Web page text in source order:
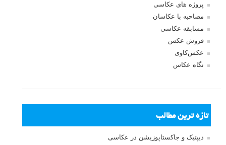
پروژه های عکاسی
مصاحبه با عکاسان
مسابقه عکاسی
فروش عکس
عکس‌کاوی
نگاه عکاس
تازه ترین مطالب
دیپتیک و جاکستا‌پوزیشن در عکاسی